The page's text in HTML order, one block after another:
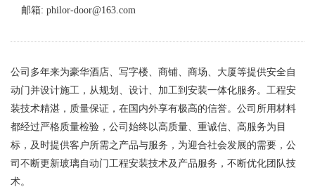
邮箱: philor-door@163.com
公司多年来为豪华酒店、写字楼、商铺、商场、大厦等提供安全自
动门并设计施工，从规划、设计、加工到安装一体化服务。工程安
装技术精湛，质量保证，在国内外享有极高的信誉。公司所用材料
都经过严格质量检验，公司始终以高质量、重诚信、高服务为目
标，及时提供客户所需之产品与服务，为迎合社会发展的需要，公
司不断更新玻璃自动门工程安装技术及产品服务，不断优化团队技
术。